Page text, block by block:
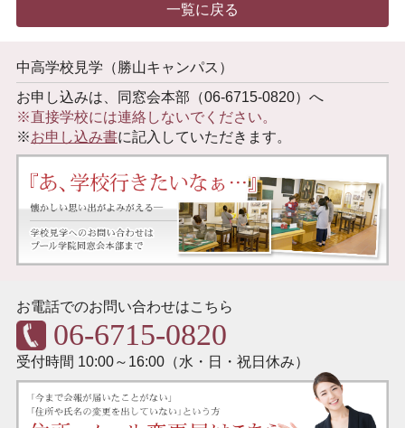
一覧に戻る
中高学校見学（勝山キャンパス）
お申し込みは、同窓会本部（06-6715-0820）へ
※直接学校には連絡しないでください。
※お申し込み書に記入していただきます。
お電話でのお問い合わせはこちら
06-6715-0820
受付時間 10:00～16:00（水・日・祝日休み）